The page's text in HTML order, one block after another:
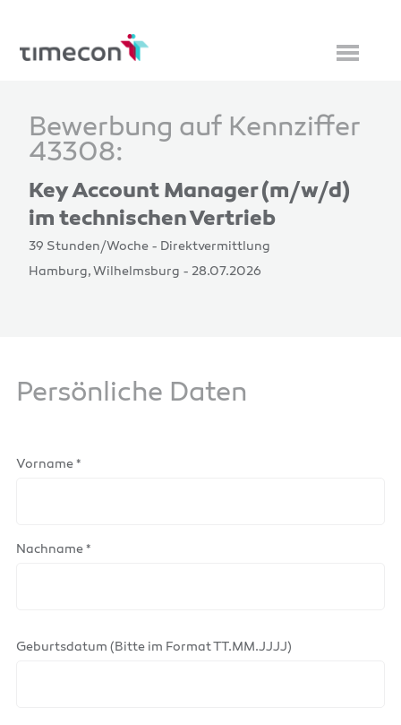
Bewerbung auf Kennziffer
43308:
Key Account Manager (m/w/d)
im technischen Vertrieb
39 Stunden/Woche - Direktvermittlung
Hamburg, Wilhelmsburg - 28.07.2026
Persönliche Daten
Vorname *
Nachname *
Geburtsdatum (Bitte im Format TT.MM.JJJJ)